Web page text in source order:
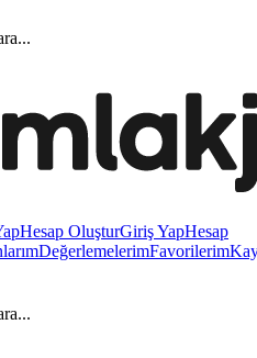
Hesap OluşturGiriş YapHesap
DeğerlemelerimFavorilerim